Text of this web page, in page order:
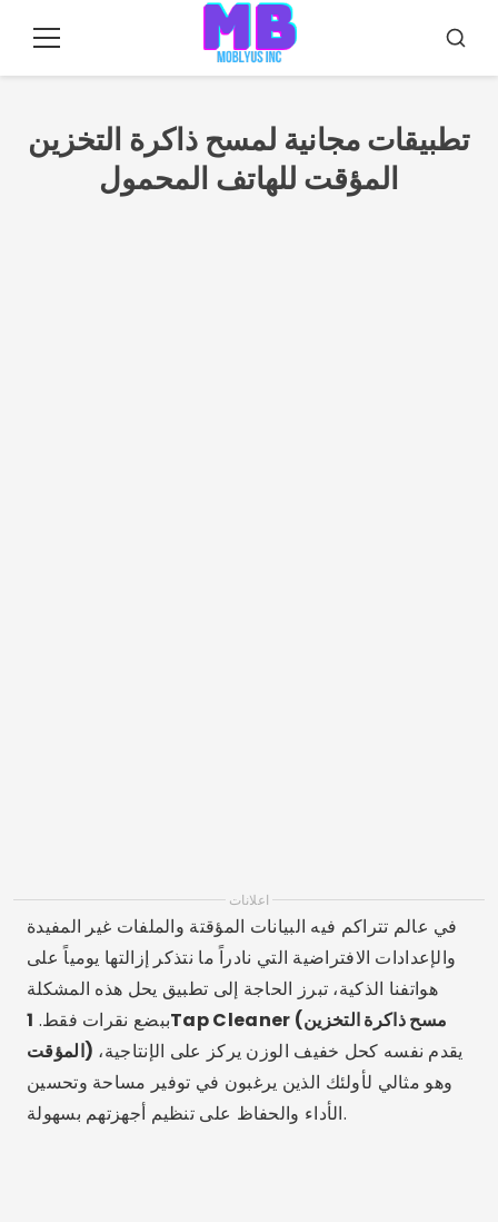
قائمة
بحث
تطبيقات مجانية لمسح ذاكرة التخزين
المؤقت للهاتف المحمول
اعلانات
في عالم تتراكم فيه البيانات المؤقتة والملفات غير المفيدة
والإعدادات الافتراضية التي نادراً ما نتذكر إزالتها يومياً على
هواتفنا الذكية، تبرز الحاجة إلى تطبيق يحل هذه المشكلة
ببضع نقرات فقط. 1Tap Cleaner (مسح ذاكرة التخزين
المؤقت)
وهو مثالي لأولئك الذين يرغبون في توفير مساحة وتحسين
الأداء والحفاظ على تنظيم أجهزتهم بسهولة.